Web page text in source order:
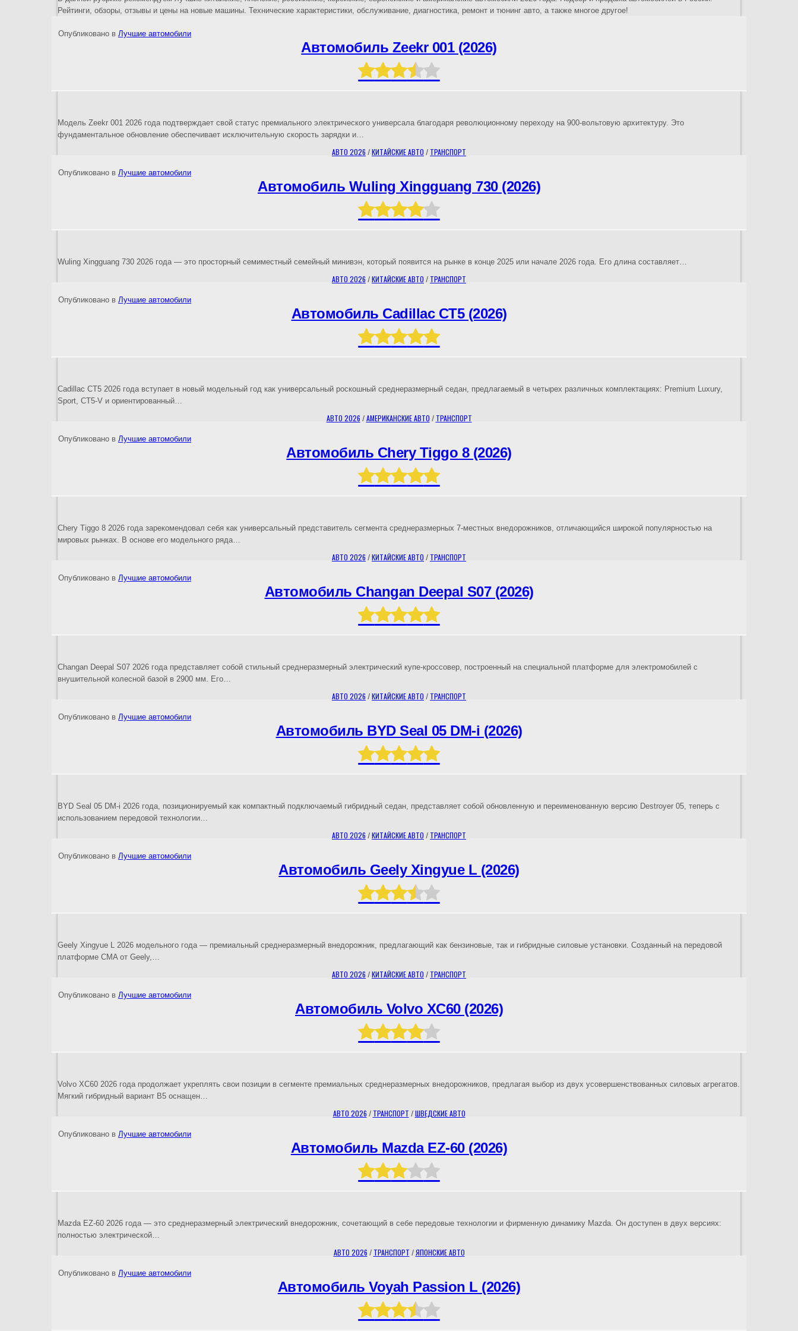
Рейтинги, обзоры, отзывы и цены на новые машины. Технические характеристики, обслуживание, диагностика, ремонт и тюнинг авто, а также многое другое!
Опубликовано в Лучшие автомобили
Автомобиль Zeekr 001 (2026)
Модель Zeekr 001 2026 года подтверждает свой статус премиального электрического универсала благодаря революционному переходу на 900-вольтовую архитектуру. Это
фундаментальное обновление обеспечивает исключительную скорость зарядки и…
АВТО 2026 /КИТАЙСКИЕ АВТО / ТРАНСПОРТ
Опубликовано в Лучшие автомобили
Автомобиль Wuling Xingguang 730 (2026)
Wuling Xingguang 730 2026 года — это просторный семиместный семейный минивэн, который появится на рынке в конце 2025 или начале 2026 года. Его длина составляет…
АВТО 2026 /КИТАЙСКИЕ АВТО / ТРАНСПОРТ
Опубликовано в Лучшие автомобили
Автомобиль Cadillac CT5 (2026)
Cadillac CT5 2026 года вступает в новый модельный год как универсальный роскошный среднеразмерный седан, предлагаемый в четырех различных комплектациях: Premium Luxury,
Sport, CT5-V и ориентированный…
АВТО 2026 /АМЕРИКАНСКИЕ АВТО / ТРАНСПОРТ
Опубликовано в Лучшие автомобили
Автомобиль Chery Tiggo 8 (2026)
Chery Tiggo 8 2026 года зарекомендовал себя как универсальный представитель сегмента среднеразмерных 7-местных внедорожников, отличающийся широкой популярностью на
мировых рынках. В основе его модельного ряда…
АВТО 2026 /КИТАЙСКИЕ АВТО / ТРАНСПОРТ
Опубликовано в Лучшие автомобили
Автомобиль Changan Deepal S07 (2026)
Changan Deepal S07 2026 года представляет собой стильный среднеразмерный электрический купе-кроссовер, построенный на специальной платформе для электромобилей с
внушительной колесной базой в 2900 мм. Его…
АВТО 2026 /КИТАЙСКИЕ АВТО / ТРАНСПОРТ
Опубликовано в Лучшие автомобили
Автомобиль BYD Seal 05 DM-i (2026)
BYD Seal 05 DM-i 2026 года, позиционируемый как компактный подключаемый гибридный седан, представляет собой обновленную и переименованную версию Destroyer 05, теперь с
использованием передовой технологии…
АВТО 2026 /КИТАЙСКИЕ АВТО / ТРАНСПОРТ
Опубликовано в Лучшие автомобили
Автомобиль Geely Xingyue L (2026)
Geely Xingyue L 2026 модельного года — премиальный среднеразмерный внедорожник, предлагающий как бензиновые, так и гибридные силовые установки. Созданный на передовой
платформе CMA от Geely,…
АВТО 2026 /КИТАЙСКИЕ АВТО / ТРАНСПОРТ
Опубликовано в Лучшие автомобили
Автомобиль Volvo XC60 (2026)
Volvo XC60 2026 года продолжает укреплять свои позиции в сегменте премиальных среднеразмерных внедорожников, предлагая выбор из двух усовершенствованных силовых агрегатов.
Мягкий гибридный вариант B5 оснащен…
АВТО 2026 / ТРАНСПОРТ /ШВЕДСКИЕ АВТО
Опубликовано в Лучшие автомобили
Автомобиль Mazda EZ-60 (2026)
Mazda EZ-60 2026 года — это среднеразмерный электрический внедорожник, сочетающий в себе передовые технологии и фирменную динамику Mazda. Он доступен в двух версиях:
полностью электрической…
АВТО 2026 / ТРАНСПОРТ /ЯПОНСКИЕ АВТО
Опубликовано в Лучшие автомобили
Автомобиль Voyah Passion L (2026)